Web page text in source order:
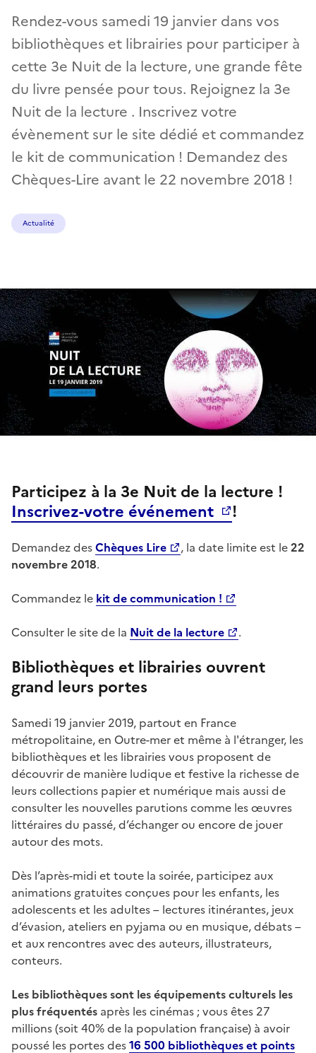
Rendez-vous samedi 19 janvier dans vos
bibliothèques et librairies pour participer à
cette 3e Nuit de la lecture, une grande fête
du livre pensée pour tous. Rejoignez la 3e
Nuit de la lecture . Inscrivez votre
évènement sur le site dédié et commandez
le kit de communication ! Demandez des
Chèques-Lire avant le 22 novembre 2018 !
Actualité
Participez à la 3e Nuit de la lecture !
Inscrivez-votre événement
!
Demandez desChèques Lire , la date limite est le22
novembre 2018.
Commandez le kit de communication !
Consulter le site de la Nuit de la lecture .
Bibliothèques et librairies ouvrent
grand leurs portes
Samedi 19 janvier 2019, partout en France
métropolitaine, en Outre-mer et même à l'étranger, les
bibliothèques et les librairies vous proposent de
découvrir de manière ludique et festive la richesse de
leurs collections papier et numérique mais aussi de
consulter les nouvelles parutions comme les œuvres
littéraires du passé, d’échanger ou encore de jouer
autour des mots.
Dès l’après-midi et toute la soirée, participez aux
animations gratuites conçues pour les enfants, les
adolescents et les adultes – lectures itinérantes, jeux
d’évasion, ateliers en pyjama ou en musique, débats –
et aux rencontres avec des auteurs, illustrateurs,
conteurs.
Les bibliothèques sont les équipements culturels les
plus fréquentés après les cinémas ; vous êtes 27
millions (soit 40% de la population française) à avoir
poussé les portes des16 500 bibliothèques et points